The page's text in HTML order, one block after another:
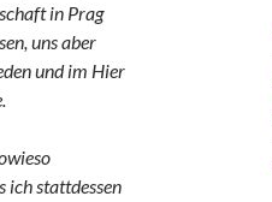
in Prag
uns aber
und im Hier
ich stattdessen